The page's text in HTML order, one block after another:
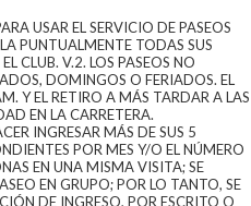
USAR EL SERVICIO DE PASEOS
PUNTUALMENTE TODAS SUS
CLUB. V.2. LOS PASEOS NO
DOMINGOS O FERIADOS. EL
Y EL RETIRO A MÁS TARDAR A LAS
EN LA CARRETERA.
INGRESAR MÁS DE SUS 5
POR MES Y/O EL NÚMERO
EN UNA MISMA VISITA; SE
EN GRUPO; POR LO TANTO, SE
DE INGRESO, POR ESCRITO O